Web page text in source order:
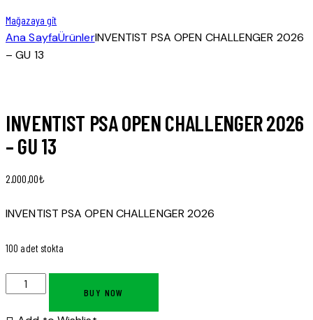
Mağazaya git
Ana SayfaÜrünlerINVENTIST PSA OPEN CHALLENGER 2026
– GU 13
INVENTIST PSA OPEN CHALLENGER 2026
– GU 13
2.000,00₺
INVENTIST PSA OPEN CHALLENGER 2026
100 adet stokta
BUY NOW